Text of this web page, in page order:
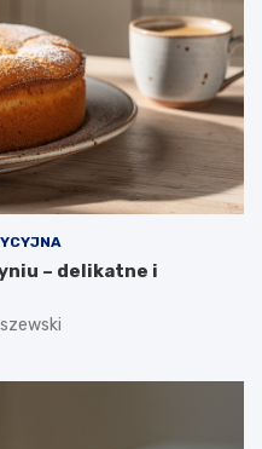
– delikatne i